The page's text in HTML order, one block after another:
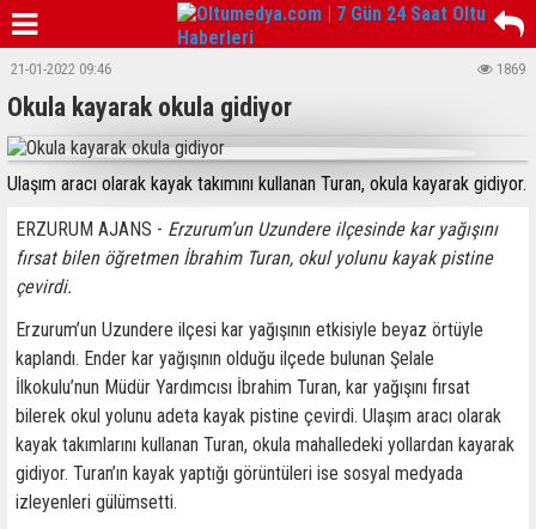
21-01-2022 09:46 1869
Okula kayarak okula gidiyor
Ulaşım aracı olarak kayak takımını kullanan Turan, okula kayarak gidiyor.
ERZURUM AJANS - Erzurum’un Uzundere ilçesinde kar yağışını
fırsat bilen öğretmen İbrahim Turan, okul yolunu kayak pistine
çevirdi.
Erzurum’un Uzundere ilçesi kar yağışının etkisiyle beyaz örtüyle
kaplandı. Ender kar yağışının olduğu ilçede bulunan Şelale
İlkokulu’nun Müdür Yardımcısı İbrahim Turan, kar yağışını fırsat
bilerek okul yolunu adeta kayak pistine çevirdi. Ulaşım aracı olarak
kayak takımlarını kullanan Turan, okula mahalledeki yollardan kayarak
gidiyor. Turan’ın kayak yaptığı görüntüleri ise sosyal medyada
izleyenleri gülümsetti.